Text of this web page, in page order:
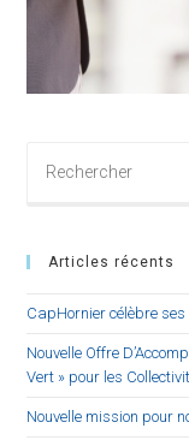
sur
Articles récents
CapHornier célèbre ses
Nouvelle Offre
Vert » pour les
Nouvelle mission pour